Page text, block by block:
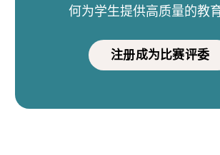
何为学生提供高质量的教
注册成为比赛评委